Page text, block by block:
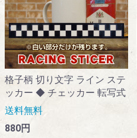
格子柄 切り文字 ライン ステ
ッカー ◆ チェッカー 転写式
送料無料
880円